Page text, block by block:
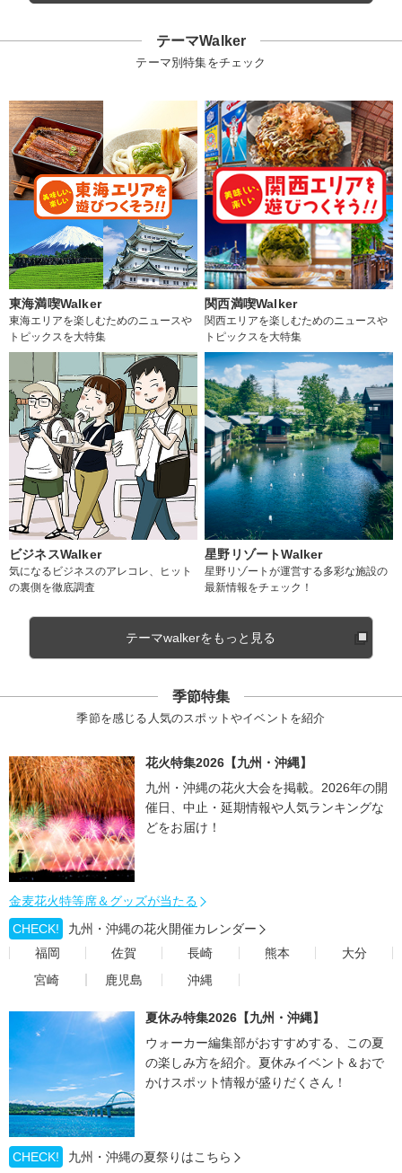
テーマWalker
テーマ別特集をチェック
東海満喫Walker
東海エリアを楽しむためのニュースや
トピックスを大特集
関西満喫Walker
関西エリアを楽しむためのニュースや
トピックスを大特集
ビジネスWalker
気になるビジネスのアレコレ、ヒット
の裏側を徹底調査
星野リゾートWalker
星野リゾートが運営する多彩な施設の
最新情報をチェック！
テーマwalkerをもっと見る
季節特集
季節を感じる人気のスポットやイベントを紹介
花火特集2026【九州・沖縄】
九州・沖縄の花火大会を掲載。2026年の開
催日、中止・延期情報や人気ランキングな
どをお届け！
金麦花火特等席＆グッズが当たる
CHECK!
九州・沖縄の花火開催カレンダー
福岡
佐賀 長崎 熊本
大分
宮崎
鹿児島 沖縄
夏休み特集2026【九州・沖縄】
ウォーカー編集部がおすすめする、この夏
の楽しみ方を紹介。夏休みイベント＆おで
かけスポット情報が盛りだくさん！
CHECK!
九州・沖縄の夏祭りはこちら